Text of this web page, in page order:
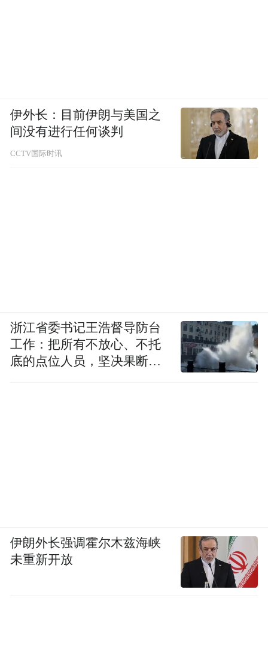
伊外长：目前伊朗与美国之
间没有进行任何谈判
CCTV国际时讯
浙江省委书记王浩督导防台
工作：把所有不放心、不托
底的点位人员，坚决果断转
伊朗外长强调霍尔木兹海峡
未重新开放